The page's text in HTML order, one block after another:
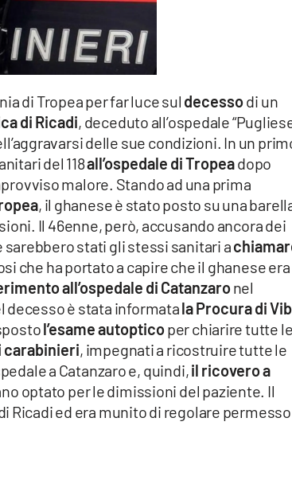
di Tropea per far luce sul decessodi un
di Ricadi, deceduto all’ospedale
delle sue condizioni. In un
del 118all’ospedale di Tropeadopo
malore. Stando ad una prima
, il ghanese è stato posto su una
Il 46enne, però, accusando ancora dei
sarebbero stati gli stessi sanitari a
che ha portato a capire che il ghanese era
all’ospedale di Catanzaronel
decesso è stata informatala Procura di
l’esame autopticoper chiarire tutte le
carabinieri, impegnati a ricostruire tutte le
a Catanzaro e, quindi,il ricovero a
optato per le dimissioni del paziente. Il
Ricadi ed era munito di regolare